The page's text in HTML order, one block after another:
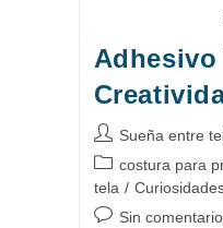
Autor
de
la
entrada:
Sueña entre
Categoría
de
la
costura para
tela /
Comentarios
Sin